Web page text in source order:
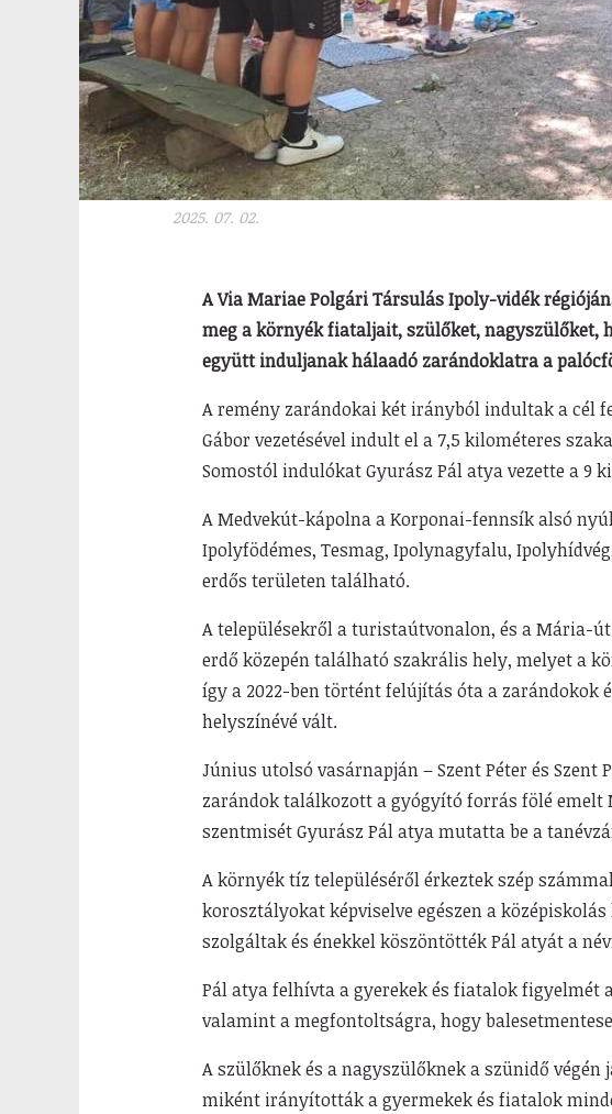
2025. 07. 02.
A Via Mariae Polgári Társulás Ipoly-vidék
meg a környék fiataljait, szülőket, nagyszülőket,
együtt induljanak hálaadó zarándoklatra a
A remény zarándokai két irányból indultak a cél
Gábor vezetésével indult el a 7,5 kilométeres
Somostól indulókat Gyurász Pál atya vezette a 9
A Medvekút-kápolna a Korponai-fennsík alsó
Ipolyfödémes, Tesmag, Ipolynagyfalu,
erdős területen található.
A településekről a turistaútvonalon, és a Mária-
erdő közepén található szakrális hely, melyet a
így a 2022-ben történt felújítás óta a zarándokok
helyszínévé vált.
Június utolsó vasárnapján – Szent Péter és
zarándok találkozott a gyógyító forrás fölé emelt
szentmisét Gyurász Pál atya mutatta be a
A környék tíz településéről érkeztek szép
korosztályokat képviselve egészen a
szolgáltak és énekkel köszöntötték Pál atyát a
Pál atya felhívta a gyerekek és fiatalok figyelmét
valamint a megfontoltságra, hogy
A szülőknek és a nagyszülőknek a szünidő
miként irányították a gyermekek és fiatalok